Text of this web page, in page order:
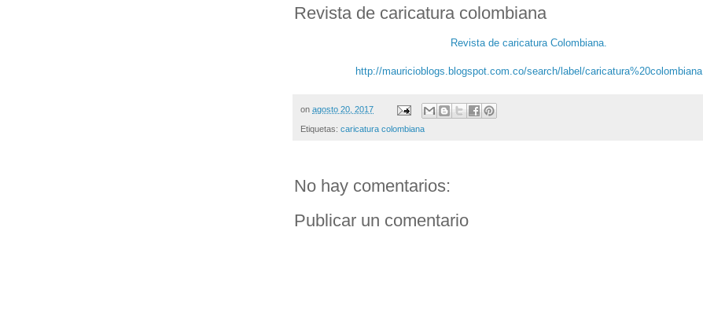
Revista de caricatura colombiana
Revista de caricatura Colombiana.
http://mauricioblogs.blogspot.com.co/search/label/caricatura%20colombiana
on agosto 20, 2017
Etiquetas: caricatura colombiana
No hay comentarios:
Publicar un comentario